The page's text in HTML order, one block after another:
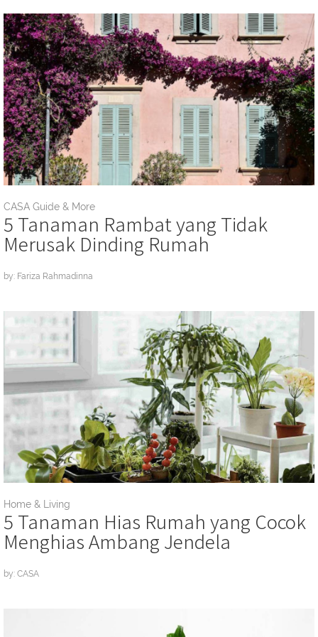
CASA Guide & More
5 Tanaman Rambat yang Tidak
Merusak Dinding Rumah
by: Fariza Rahmadinna
Home & Living
5 Tanaman Hias Rumah yang Cocok
Menghias Ambang Jendela
by: CASA